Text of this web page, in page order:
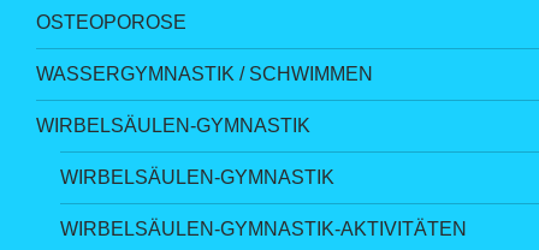
OSTEOPOROSE
WASSERGYMNASTIK / SCHWIMMEN
WIRBELSÄULEN-GYMNASTIK
WIRBELSÄULEN-GYMNASTIK
WIRBELSÄULEN-GYMNASTIK-AKTIVITÄTEN